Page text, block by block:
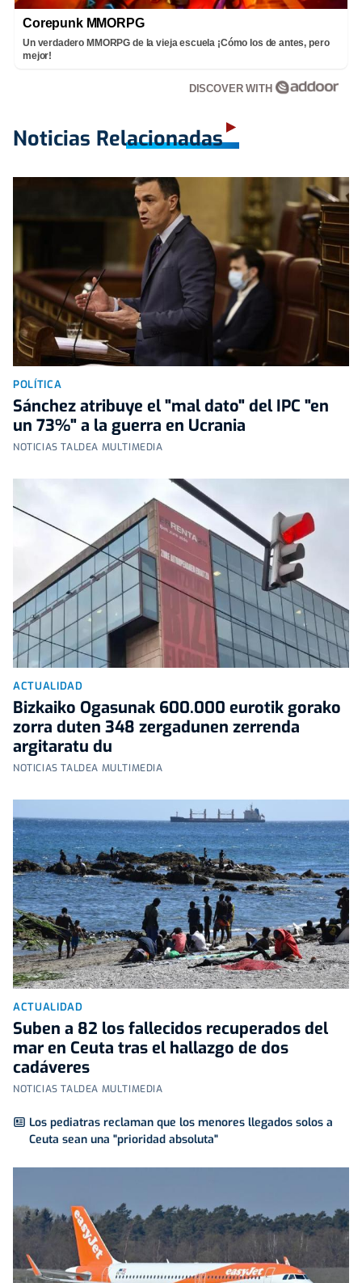
Corepunk MMORPG
Un verdadero MMORPG de la vieja escuela ¡Cómo los de antes, pero
mejor!
DISCOVER WITH
Noticias Relacionadas
POLÍTICA
Sánchez atribuye el "mal dato" del IPC "en
un 73%" a la guerra en Ucrania
NOTICIAS TALDEA MULTIMEDIA
ACTUALIDAD
Bizkaiko Ogasunak 600.000 eurotik gorako
zorra duten 348 zergadunen zerrenda
argitaratu du
NOTICIAS TALDEA MULTIMEDIA
ACTUALIDAD
Suben a 82 los fallecidos recuperados del
mar en Ceuta tras el hallazgo de dos
cadáveres
NOTICIAS TALDEA MULTIMEDIA
Los pediatras reclaman que los menores llegados solos a
Ceuta sean una "prioridad absoluta"